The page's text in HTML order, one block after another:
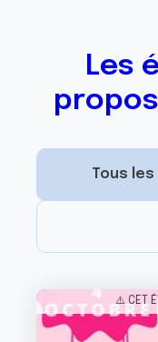
Les
Tous
Image ⚠️ CET